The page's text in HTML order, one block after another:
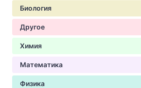
Биология
Другое
Химия
Математика
Физика